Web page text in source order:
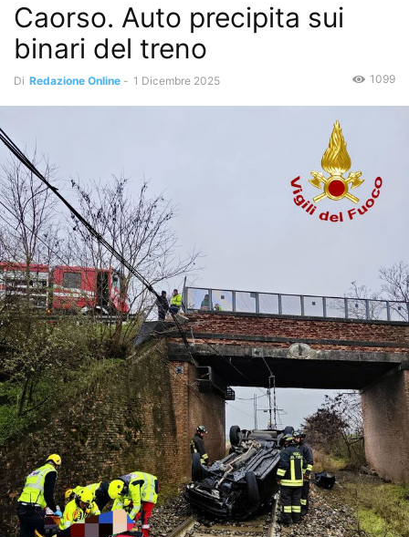
Caorso. Auto precipita sui
binari del treno
Di Redazione Online - 1 Dicembre 2025 1099